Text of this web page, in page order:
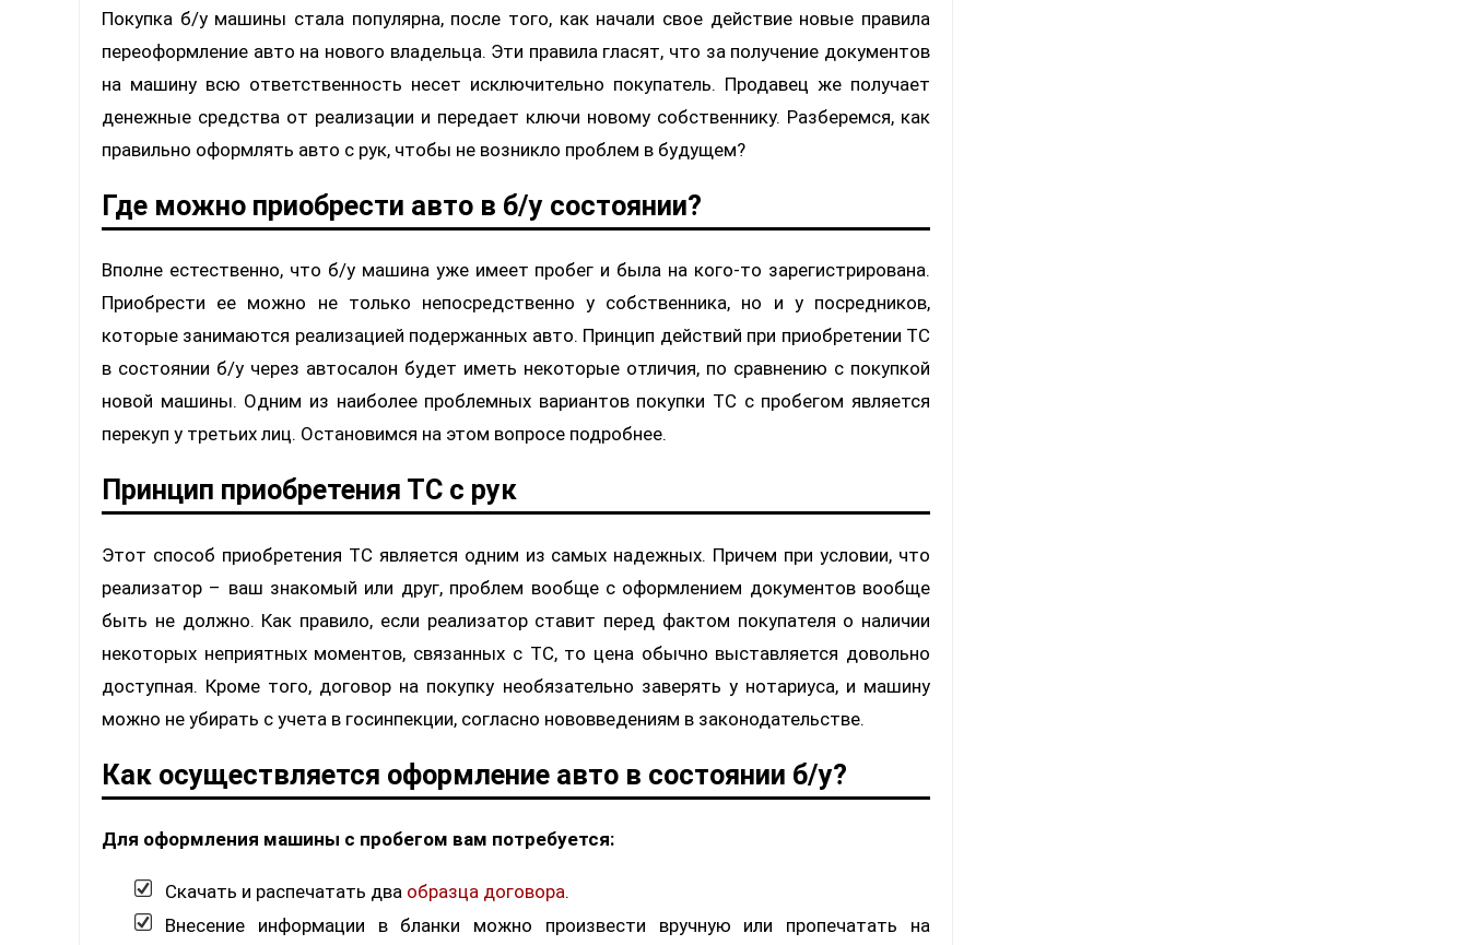
Покупка б/у машины стала популярна, после того, как начали свое действие новые правила
переоформление авто на нового владельца. Эти правила гласят, что за получение документов
на машину всю ответственность несет исключительно покупатель. Продавец же получает
денежные средства от реализации и передает ключи новому собственнику. Разберемся, как
правильно оформлять авто с рук, чтобы не возникло проблем в будущем?
Где можно приобрести авто в б/у состоянии?
Вполне естественно, что б/у машина уже имеет пробег и была на кого-то зарегистрирована.
Приобрести ее можно не только непосредственно у собственника, но и у посредников,
которые занимаются реализацией подержанных авто. Принцип действий при приобретении ТС
в состоянии б/у через автосалон будет иметь некоторые отличия, по сравнению с покупкой
новой машины. Одним из наиболее проблемных вариантов покупки ТС с пробегом является
перекуп у третьих лиц. Остановимся на этом вопросе подробнее.
Принцип приобретения ТС с рук
Этот способ приобретения ТС является одним из самых надежных. Причем при условии, что
реализатор – ваш знакомый или друг, проблем вообще с оформлением документов вообще
быть не должно. Как правило, если реализатор ставит перед фактом покупателя о наличии
некоторых неприятных моментов, связанных с ТС, то цена обычно выставляется довольно
доступная. Кроме того, договор на покупку необязательно заверять у нотариуса, и машину
можно не убирать с учета в госинпекции, согласно нововведениям в законодательстве.
Как осуществляется оформление авто в состоянии б/у?
Для оформления машины с пробегом вам потребуется:
Скачать и распечатать два образца договора.
Внесение информации в бланки можно произвести вручную или пропечатать на